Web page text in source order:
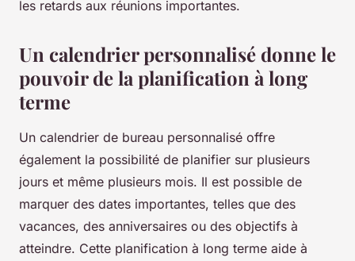
les retards aux réunions importantes.
Un calendrier personnalisé donne le
pouvoir de la planification à long
terme
Un calendrier de bureau personnalisé offre
également la possibilité de planifier sur plusieurs
jours et même plusieurs mois. Il est possible de
marquer des dates importantes, telles que des
vacances, des anniversaires ou des objectifs à
atteindre. Cette planification à long terme aide à